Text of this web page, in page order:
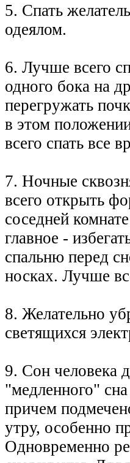
5. Спать
одеялом.
6. Лучше всего
одного бока на
перегружать
в этом
всего спать все
7. Ночные
всего открыть
соседней
главное -
спальню перед
носках. Лучше
8. Желательно
светящихся
9. Сон человека
"медленного"
причем
утру, особенно
Одновременно